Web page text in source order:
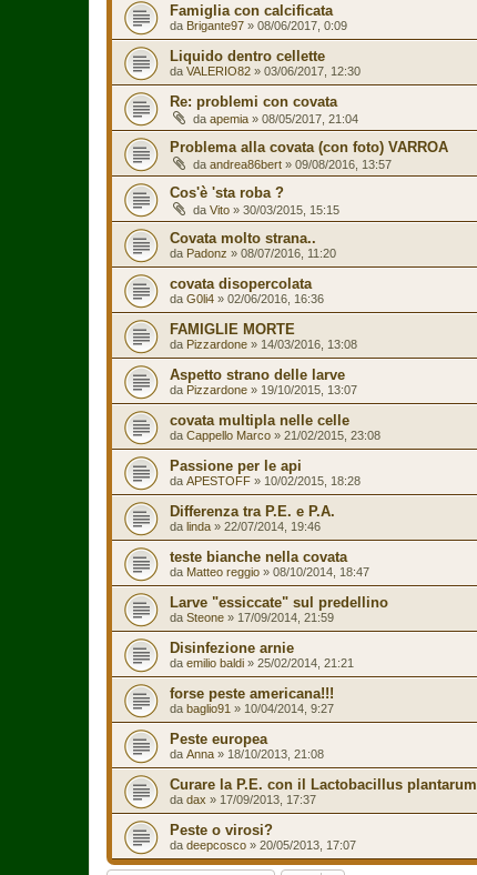
Famiglia con calcificata
da Brigante97 » 08/06/2017, 0:09
Liquido dentro cellette
da VALERIO82 » 03/06/2017, 12:30
Re: problemi con covata
da apemia » 08/05/2017, 21:04
Problema alla covata (con foto) VARROA
da andrea86bert » 09/08/2016, 13:57
Cos'è 'sta roba ?
da Vito » 30/03/2015, 15:15
Covata molto strana..
da Padonz » 08/07/2016, 11:20
covata disopercolata
da G0li4 » 02/06/2016, 16:36
FAMIGLIE MORTE
da Pizzardone » 14/03/2016, 13:08
Aspetto strano delle larve
da Pizzardone » 19/10/2015, 13:07
covata multipla nelle celle
da Cappello Marco » 21/02/2015, 23:08
Passione per le api
da APESTOFF » 10/02/2015, 18:28
Differenza tra P.E. e P.A.
da linda » 22/07/2014, 19:46
teste bianche nella covata
da Matteo reggio » 08/10/2014, 18:47
Larve "essiccate" sul predellino
da Steone » 17/09/2014, 21:59
Disinfezione arnie
da emilio baldi » 25/02/2014, 21:21
forse peste americana!!!
da baglio91 » 10/04/2014, 9:27
Peste europea
da Anna » 18/10/2013, 21:08
Curare la P.E. con il Lactobacillus plantarum
da dax » 17/09/2013, 17:37
Peste o virosi?
da deepcosco » 20/05/2013, 17:07